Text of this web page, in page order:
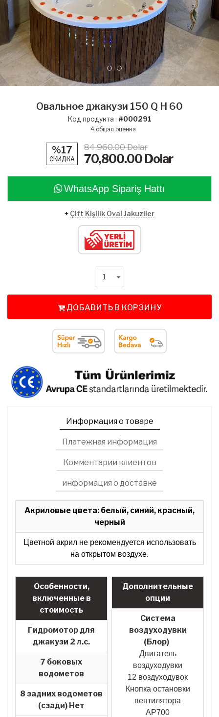
Овальное джакузи 150 Q H 60
Код продукта : #000291
4 общая оценка
%17
СКИДКА
84,960.00 Dolar
70,800.00 Dolar
WhatsApp Sipariş Hattı
+ Çift Kişilik Oval Jakuziler
ДОБАВИТЬ В КОРЗИНУ
Информация о товаре
Платежная информация
Комментарии клиентов
информация о доставке
Акриловые цвета: белый, синий, красный,
черный
Цветной акрил не рекомендуется использовать
на открытом воздухе.
Особенности,
включенные в
стоимость
Гидромотор для
джакузи 2 л.с.
7 боковых
водометов
8 задних водометов
(сзади) Нет
Дополнительные
опции
Система
воздуходувки
(Блор)
Двигатель
воздуходувки
12 воздуходувок
Кнопка остановки
вентилятора
AP700